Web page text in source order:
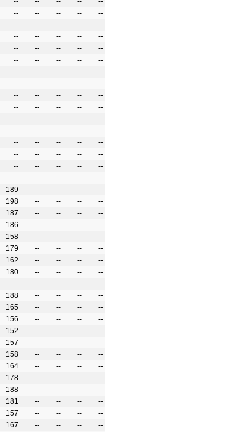
-- -- -- --
--
-- -- -- --
--
-- -- -- --
--
-- -- -- --
--
-- -- -- --
--
-- -- -- --
--
-- -- -- --
--
-- -- -- --
--
-- -- -- --
--
-- -- -- --
--
-- -- -- --
--
-- -- -- --
--
-- -- -- --
--
-- -- -- --
--
-- -- -- --
--
189 -- -- --
--
198 -- -- --
--
187 -- -- --
--
186 -- -- --
--
158 -- -- --
--
179 -- -- --
--
162 -- -- --
--
180 -- -- --
--
-- -- -- --
--
188 -- -- --
--
165 -- -- --
--
156 -- -- --
--
152 -- -- --
--
157 -- -- --
--
158 -- -- --
--
164 -- -- --
--
178 -- -- --
--
188 -- -- --
--
181 -- -- --
--
157 -- -- --
--
167 -- -- --
--